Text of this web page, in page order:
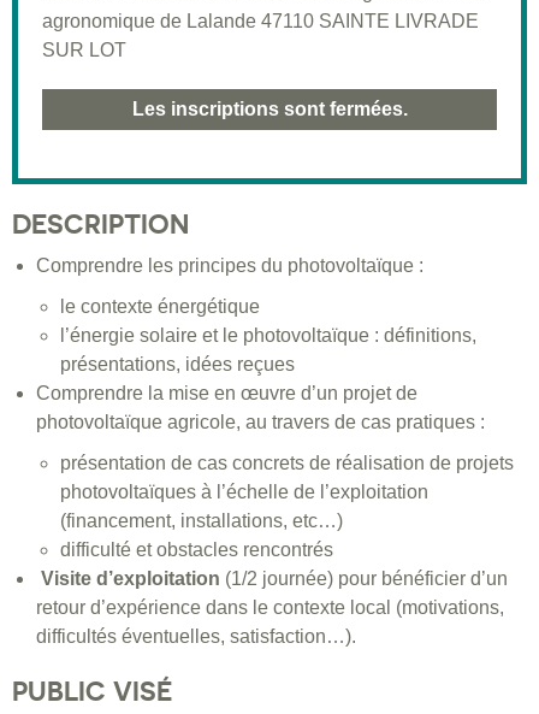
agronomique de Lalande 47110 SAINTE LIVRADE
SUR LOT
Les inscriptions sont fermées.
DESCRIPTION
Comprendre les principes du photovoltaïque :
le contexte énergétique
l’énergie solaire et le photovoltaïque : définitions,
présentations, idées reçues
Comprendre la mise en œuvre d’un projet de
photovoltaïque agricole, au travers de cas pratiques :
présentation de cas concrets de réalisation de projets
photovoltaïques à l’échelle de l’exploitation
(financement, installations, etc…)
difficulté et obstacles rencontrés
Visite d’exploitation (1/2 journée) pour bénéficier d’un
retour d’expérience dans le contexte local (motivations,
difficultés éventuelles, satisfaction…).
PUBLIC VISÉ